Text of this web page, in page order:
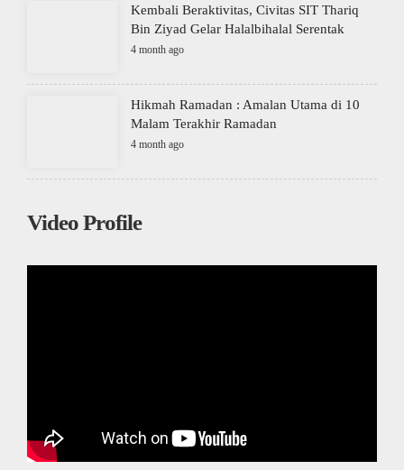
Kembali Beraktivitas, Civitas SIT Thariq
Bin Ziyad Gelar Halalbihalal Serentak
4 month ago
Hikmah Ramadan : Amalan Utama di 10
Malam Terakhir Ramadan
4 month ago
Video Profile